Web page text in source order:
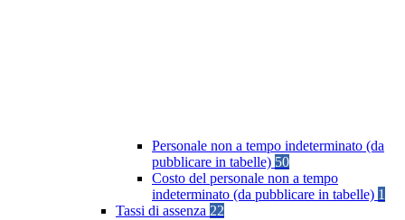
Personale non a tempo indeterminato (da
pubblicare in tabelle) 50
Costo del personale non a tempo
indeterminato (da pubblicare in tabelle) 1
Tassi di assenza 22